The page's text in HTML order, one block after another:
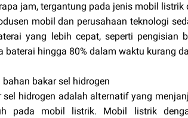
jam, tergantung pada jenis mobil
mobil dan perusahaan teknologi
yang lebih cepat, seperti pengisian
baterai hingga 80% dalam waktu kurang
bahan bakar sel hidrogen
sel hidrogen adalah alternatif yang
pada mobil listrik. Mobil listrik